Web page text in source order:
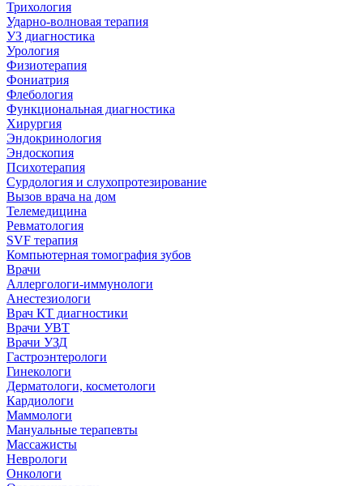
Трихология
Ударно-волновая терапия
УЗ диагностика
Урология
Физиотерапия
Фониатрия
Флебология
Функциональная диагностика
Хирургия
Эндокринология
Эндоскопия
Психотерапия
Сурдология и слухопротезирование
Вызов врача на дом
Телемедицина
Ревматология
SVF терапия
Компьютерная томография зубов
Врачи
Аллергологи-иммунологи
Анестезиологи
Врач КТ диагностики
Врачи УВТ
Врачи УЗД
Гастроэнтерологи
Гинекологи
Дерматологи, косметологи
Кардиологи
Маммологи
Мануальные терапевты
Массажисты
Неврологи
Онкологи